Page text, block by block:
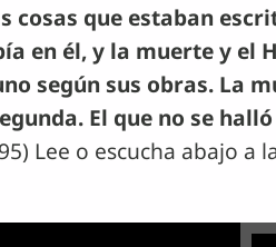
cosas que estaban
en él, y la muerte y el
según sus obras. La
El que no se
Lee o escucha abajo a